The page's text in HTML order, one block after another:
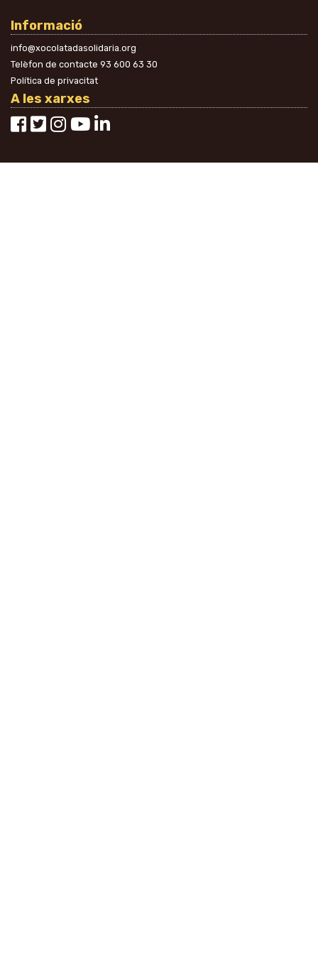
Informació
info@xocolatadasolidaria.org
Telèfon de contacte 93 600 63 30
Política de privacitat
A les xarxes